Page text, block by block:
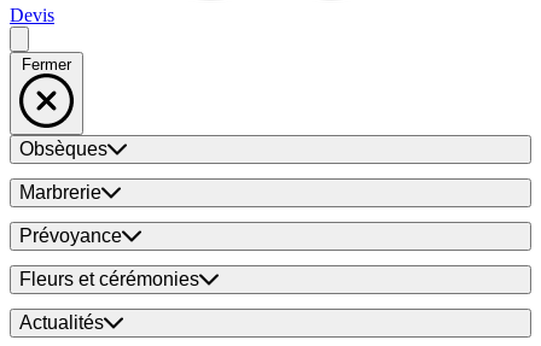
Devis
Fermer
Obsèques
Marbrerie
Prévoyance
Fleurs et cérémonies
Actualités